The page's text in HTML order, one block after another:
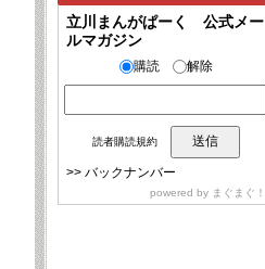
立川まんがぱーく 公式メー
ルマガジン
購読 解除
読者購読規約
>> バックナンバー
powered by まぐまぐ！